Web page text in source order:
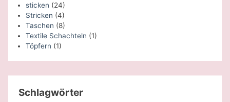
sticken (24)
Stricken (4)
Taschen (8)
Textile Schachteln (1)
Töpfern (1)
Schlagwörter